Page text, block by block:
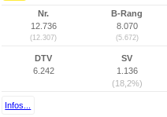
Nr.
12.736
(12.307)
B-Rang
8.070
(5.672)
DTV
6.242
SV
1.136
(18,2%)
Infos...